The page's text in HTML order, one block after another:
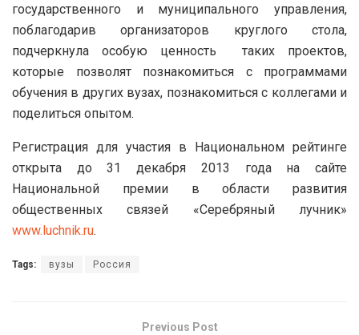
государственного и муниципального управления,
поблагодарив организаторов круглого стола,
подчеркнула особую ценность таких проектов,
которые позволят познакомиться с программами
обучения в других вузах, познакомиться с коллегами и
поделиться опытом.
Регистрация для участия в Национальном рейтинге
открыта до 31 декабря 2013 года на сайте
Национальной премии в области развития
общественных связей «Серебряный лучник»
www.luchnik.ru.
Tags: вузы Россия
Previous Post